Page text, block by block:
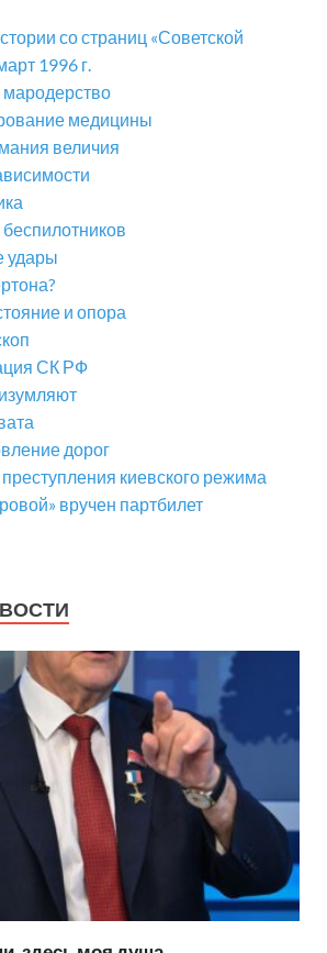
со страниц «Советской
1996 г.
медицины
величия
удары
и опора
СК РФ
дорог
киевского режима
вручен партбилет